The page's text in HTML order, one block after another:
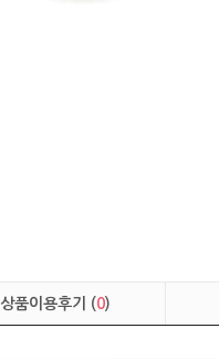
상품이용후기 (0)